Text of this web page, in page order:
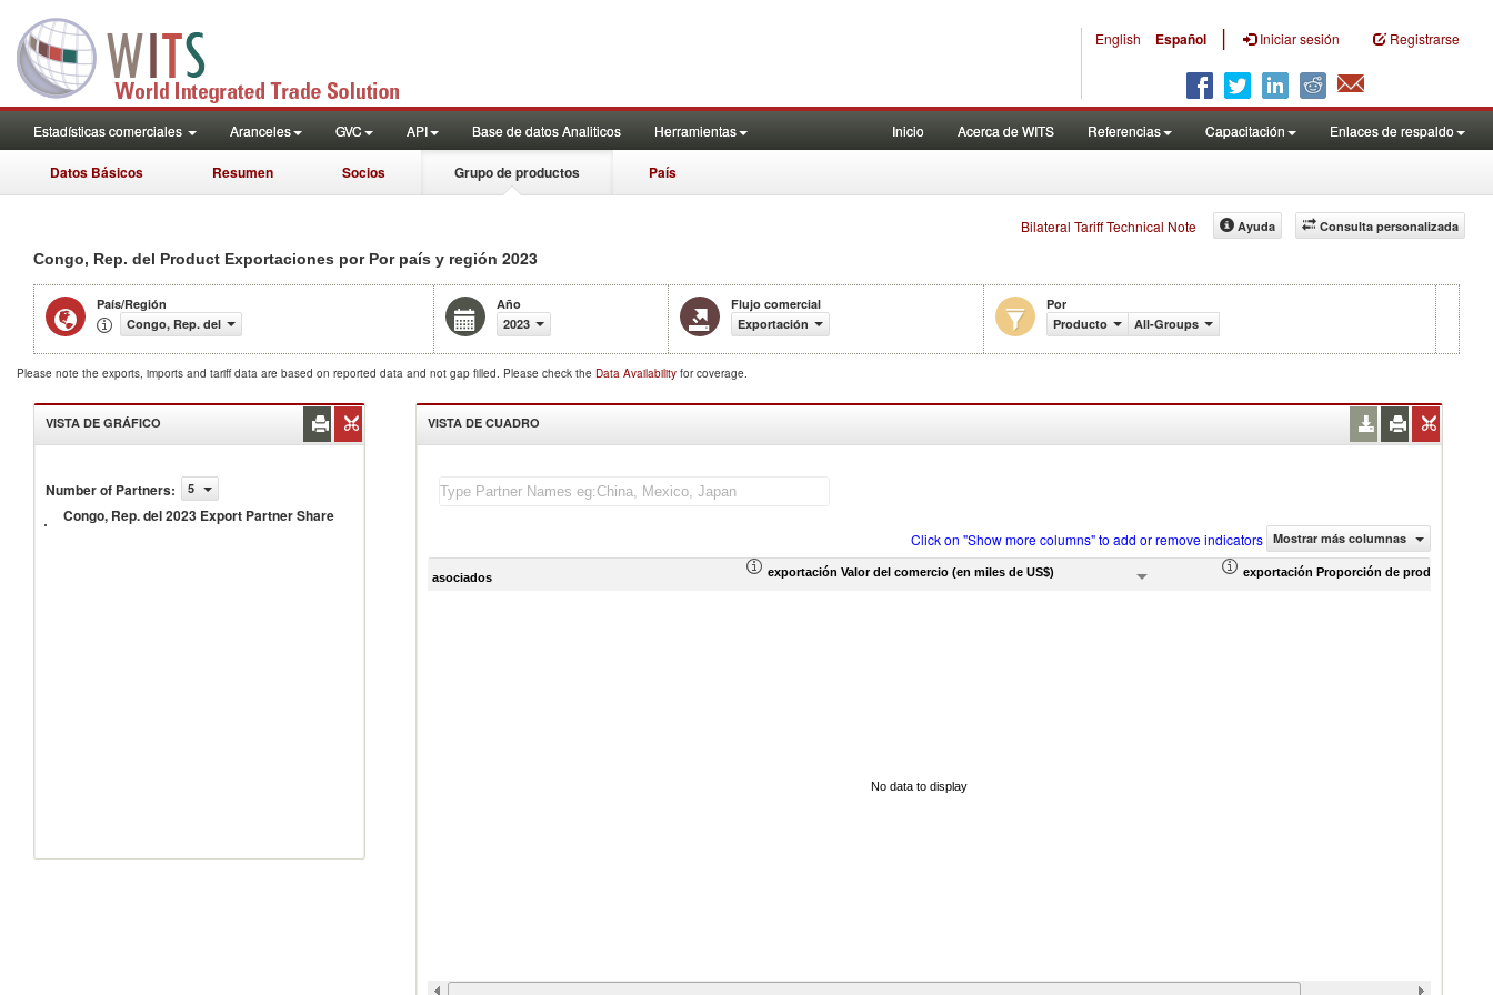
English Español | Iniciar sesión Registrarse
Estadísticas comerciales Aranceles GVC API Base de datos Analiticos Herramientas Inicio Acerca de WITS Referencias Capacitación Enlaces de respaldo
Datos Básicos Resumen Socios Grupo de productos País
Bilateral Tariff Technical Note Consulta personalizada
Ayuda
Congo, Rep. del Product Exportaciones por Por país y región 2023
País/Región
Congo, Rep. del
Año
2023
Flujo comercial
Exportación
Por
Producto
All-Groups
Please note the exports, imports and tariff data are based on reported data and not gap filled. Please check the Data Availability for coverage.
VISTA DE GRÁFICO
Number of Partners: 5
Congo, Rep. del 2023 Export Partner Share
Rep.
2023
VISTA DE CUADRO
Click on "Show more columns" to add or remove indicators Mostrar más columnas
asociados exportación Valor del comercio (en miles de US$) exportación Proporción de productos (%)
No data to display